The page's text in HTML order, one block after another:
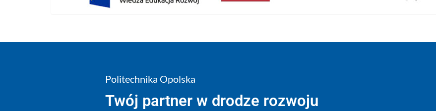
Politechnika Opolska
Twój partner w drodze rozwoju